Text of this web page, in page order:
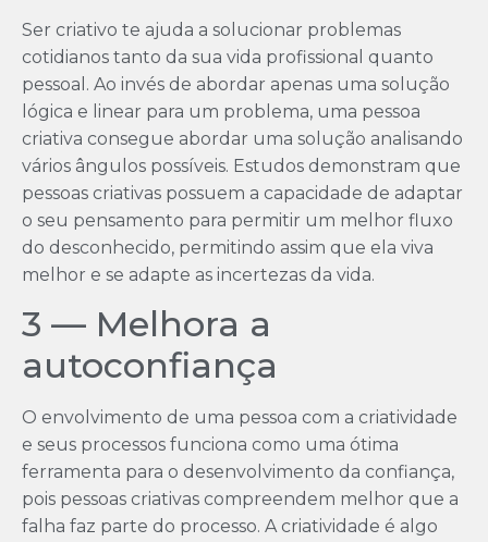
Ser criativo te ajuda a solucionar problemas
cotidianos tanto da sua vida profissional quanto
pessoal. Ao invés de abordar apenas uma solução
lógica e linear para um problema, uma pessoa
criativa consegue abordar uma solução analisando
vários ângulos possíveis. Estudos demonstram que
pessoas criativas possuem a capacidade de adaptar
o seu pensamento para permitir um melhor fluxo
do desconhecido, permitindo assim que ela viva
melhor e se adapte as incertezas da vida.
3 — Melhora a
autoconfiança
O envolvimento de uma pessoa com a criatividade
e seus processos funciona como uma ótima
ferramenta para o desenvolvimento da confiança,
pois pessoas criativas compreendem melhor que a
falha faz parte do processo. A criatividade é algo